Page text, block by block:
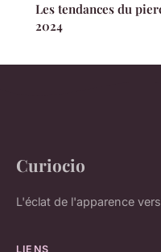
Les tendances du
2024
Curiocio
L'éclat de l'apparence
LIENS